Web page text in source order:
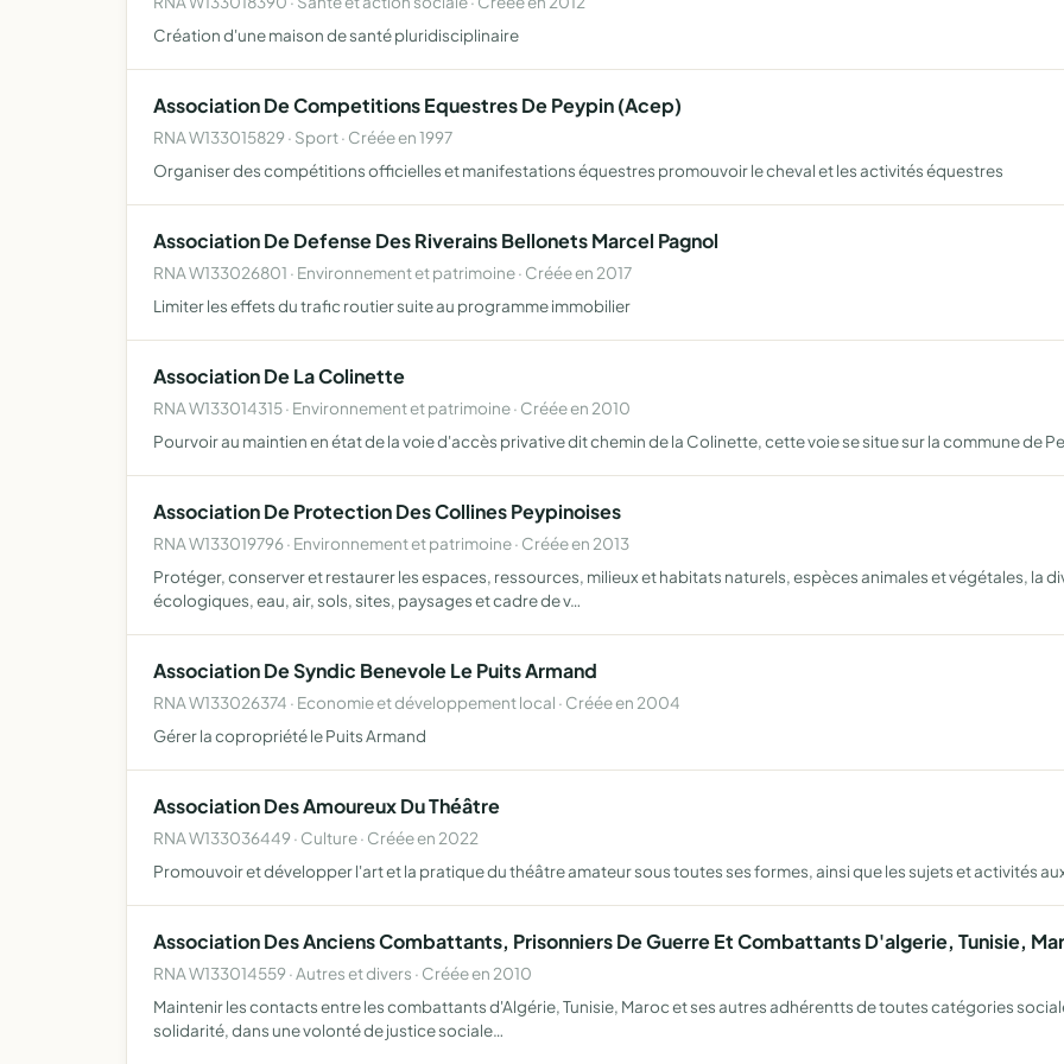
Création d'une maison de santé pluridisciplinaire
Association De Competitions Equestres De Peypin (Acep)
RNA W133015829 · Sport · Créée en 1997
Organiser des compétitions officielles et manifestations équestres promouvoir le cheval et les activités équestres
Association De Defense Des Riverains Bellonets Marcel Pagnol
RNA W133026801 · Environnement et patrimoine · Créée en 2017
Limiter les effets du trafic routier suite au programme immobilier
Association De La Colinette
RNA W133014315 · Environnement et patrimoine · Créée en 2010
Pourvoir au maintien en état de la voie d'accès privative dit chemin de la Colinette, cette voie se situe sur la commune de
Association De Protection Des Collines Peypinoises
RNA W133019796 · Environnement et patrimoine · Créée en 2013
Protéger, conserver et restaurer les espaces, ressources, milieux et habitats naturels, espèces animales et végétales, la
écologiques, eau, air, sols, sites, paysages et cadre de v…
Association De Syndic Benevole Le Puits Armand
RNA W133026374 · Economie et développement local · Créée en 2004
Gérer la copropriété le Puits Armand
Association Des Amoureux Du Théâtre
RNA W133036449 · Culture · Créée en 2022
Promouvoir et développer l'art et la pratique du théâtre amateur sous toutes ses formes, ainsi que les sujets et activités
Association Des Anciens Combattants, Prisonniers De Guerre Et Combattants D'algerie, Tunisie,
RNA W133014559 · Autres et divers · Créée en 2010
Maintenir les contacts entre les combattants d'Algérie, Tunisie, Maroc et ses autres adhérentts de toutes catégories
solidarité, dans une volonté de justice sociale…